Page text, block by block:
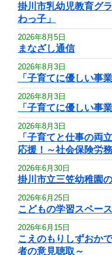
掛川市乳幼児教育グ
わっ子」
2026年8月5日
まなざし通信
2026年8月3日
「子育てに優しい事
2026年8月3日
「子育てに優しい事
2026年8月3日
「子育てと仕事の両
応援！～社会保険労
2026年6月30日
掛川市立三笠幼稚園
2026年6月25日
こどもの学習スペー
2026年6月15日
こえのもりしずおか
者の意見聴取～